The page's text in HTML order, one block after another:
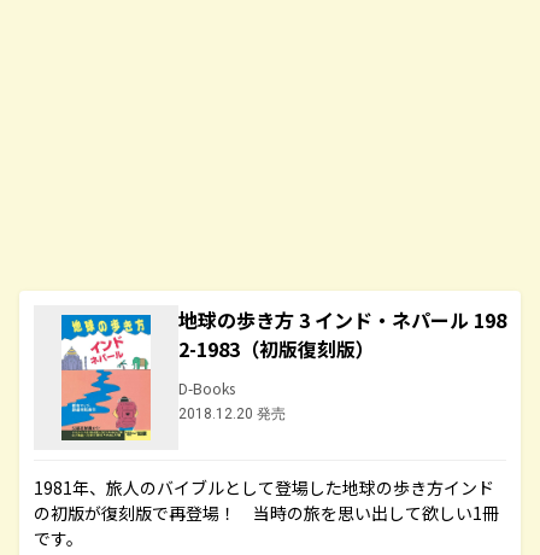
地球の歩き方 3 インド・ネパール 198
2-1983（初版復刻版）
D-Books
2018.12.20 発売
1981年、旅人のバイブルとして登場した地球の歩き方インド
の初版が復刻版で再登場！ 当時の旅を思い出して欲しい1冊
です。